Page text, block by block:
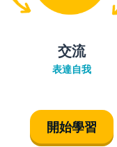
交流
表達自我
開始學習